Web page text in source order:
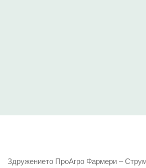
Здружението ПроАгро Фармери –